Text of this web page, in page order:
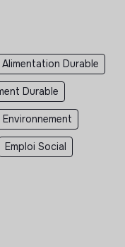
Alimentation Durable
Durable
Environnement
Emploi Social